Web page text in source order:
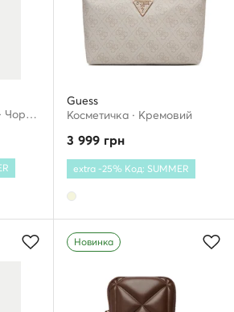
Сумка для ноутбука · Чорний
Guess
Косметичка · Кремовий
3 999 грн
extra -25% Код: SUMMER
Новинка